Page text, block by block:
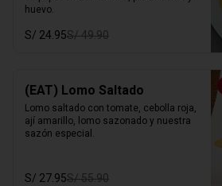
huevo.
S/ 24.95S/ 49.90
(EAT) Lomo Saltado
Lomo saltado con tomate, cebolla roja,
ají amarillo, lomo sazonado y nuestra
sazón especial.
S/ 27.95S/ 55.90